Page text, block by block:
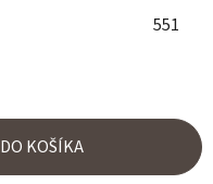
551
DO KOŠÍKA